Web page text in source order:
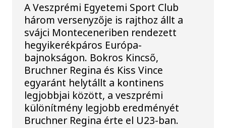
A Veszprémi Egyetemi Sport Club
három versenyzője is rajthoz állt a
svájci Monteceneriben rendezett
hegyikerékpáros Európa-
bajnokságon. Bokros Kincső,
Bruchner Regina és Kiss Vince
egyaránt helytállt a kontinens
legjobbjai között, a veszprémi
különítmény legjobb eredményét
Bruchner Regina érte el U23-ban.